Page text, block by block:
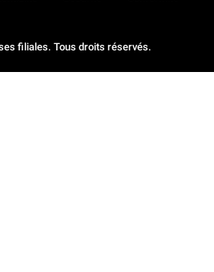
filiales. Tous droits réservés.